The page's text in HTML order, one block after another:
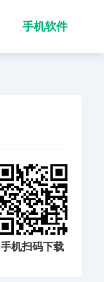
手机软件
手机扫码下载